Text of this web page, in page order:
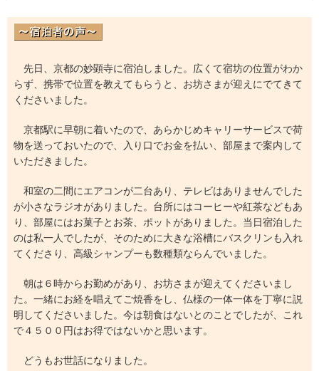
先日、京都の妙顕寺に宿泊しました。広くて宿坊の位置がわか
らず、携帯で位置を教えてもらうと、お坊さまが迎えにでてきて
くださいました。
京都駅に早朝に着いたので、あらかじめキャリーサービスで荷
物を送っておいたので、入り口でお金を払い、部屋まで案内して
いただきました。
和室の二間にエアコンが二台あり、テレビはありませんでした
が小さなラジオがありました。台所にはコーヒーや紅茶などもあ
り、部屋にはお菓子とお茶、ポットがありました。当日宿泊した
のは私一人でしたが、そのために大きな浴槽にバスクリンも入れ
てくださり、高級シャンプーも数種類ならんでいました。
朝は６時からお勤めがあり、お坊さまが迎えてくださいまし
た。一緒にお経を唱えてご焼香をし、仏様の一体一体を丁寧に説
明してくださいました。今は朝食はないとのことでしたが、これ
で４５００円はお得ではないかと思います。
どうもお世話になりました。